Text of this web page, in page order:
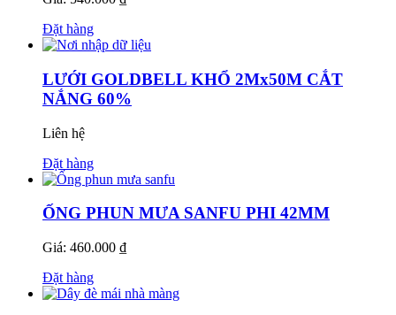
Đặt hàng
LƯỚI GOLDBELL KHỔ 2Mx50M CẮT
NẮNG 60%
Liên hệ
Đặt hàng
ỐNG PHUN MƯA SANFU PHI 42MM
Giá: 460.000 ₫
Đặt hàng